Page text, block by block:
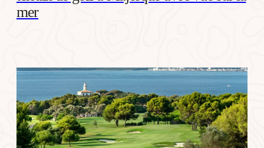
mer